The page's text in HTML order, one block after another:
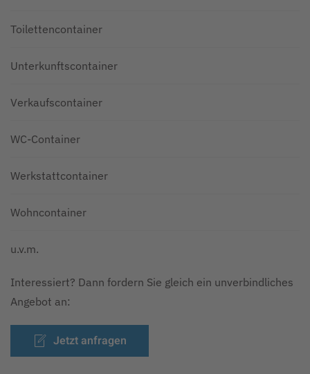
Toilettencontainer
Unterkunftscontainer
Verkaufscontainer
WC-Container
Werkstattcontainer
Wohncontainer
u.v.m.
Interessiert? Dann fordern Sie gleich ein unverbindliches
Angebot an:
Jetzt anfragen